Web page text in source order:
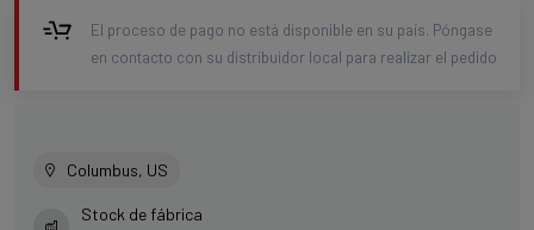
El proceso de pago no está disponible en su país. Póngase
en contacto con su distribuidor local para realizar el pedido
Columbus, US
Stock de fábrica